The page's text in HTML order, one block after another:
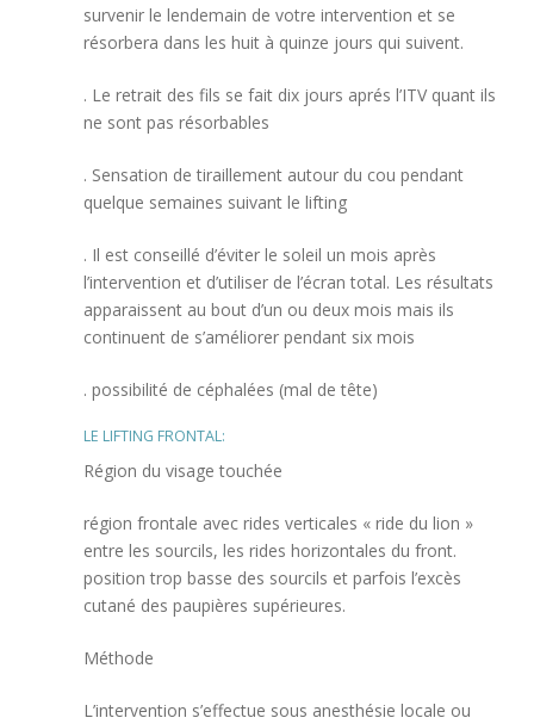
survenir le lendemain de votre intervention et se
résorbera dans les huit à quinze jours qui suivent.
. Le retrait des fils se fait dix jours aprés l’ITV quant ils
ne sont pas résorbables
. Sensation de tiraillement autour du cou pendant
quelque semaines suivant le lifting
. Il est conseillé d’éviter le soleil un mois après
l’intervention et d’utiliser de l’écran total. Les résultats
apparaissent au bout d’un ou deux mois mais ils
continuent de s’améliorer pendant six mois
. possibilité de céphalées (mal de tête)
LE LIFTING FRONTAL:
Région du visage touchée
région frontale avec rides verticales « ride du lion »
entre les sourcils, les rides horizontales du front.
position trop basse des sourcils et parfois l’excès
cutané des paupières supérieures.
Méthode
L’intervention s’effectue sous anesthésie locale ou